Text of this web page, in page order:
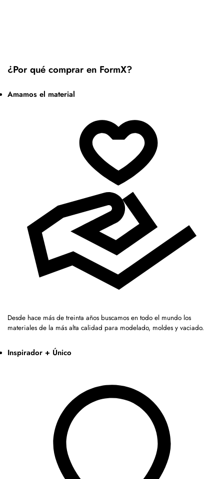
¿Por qué comprar en FormX?
Amamos el material
Desde hace más de treinta años buscamos en todo el mundo los
materiales de la más alta calidad para modelado, moldes y vaciado.
Inspirador + Único